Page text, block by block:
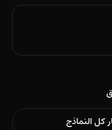
كل النماذج